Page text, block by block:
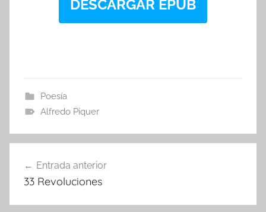
DESCARGAR EPUB
Poesía
Alfredo Piquer
de
Entrada anterior
33 Revoluciones